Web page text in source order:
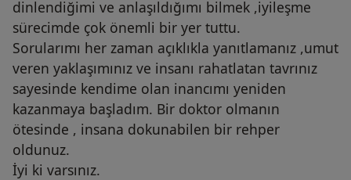
dinlendiğimi ve anlaşıldığımı bilmek ,iyileşme
sürecimde çok önemli bir yer tuttu.
Sorularımı her zaman açıklıkla yanıtlamanız ,umut
veren yaklaşımınız ve insanı rahatlatan tavrınız
sayesinde kendime olan inancımı yeniden
kazanmaya başladım. Bir doktor olmanın
ötesinde , insana dokunabilen bir rehper
oldunuz.
İyi ki varsınız.